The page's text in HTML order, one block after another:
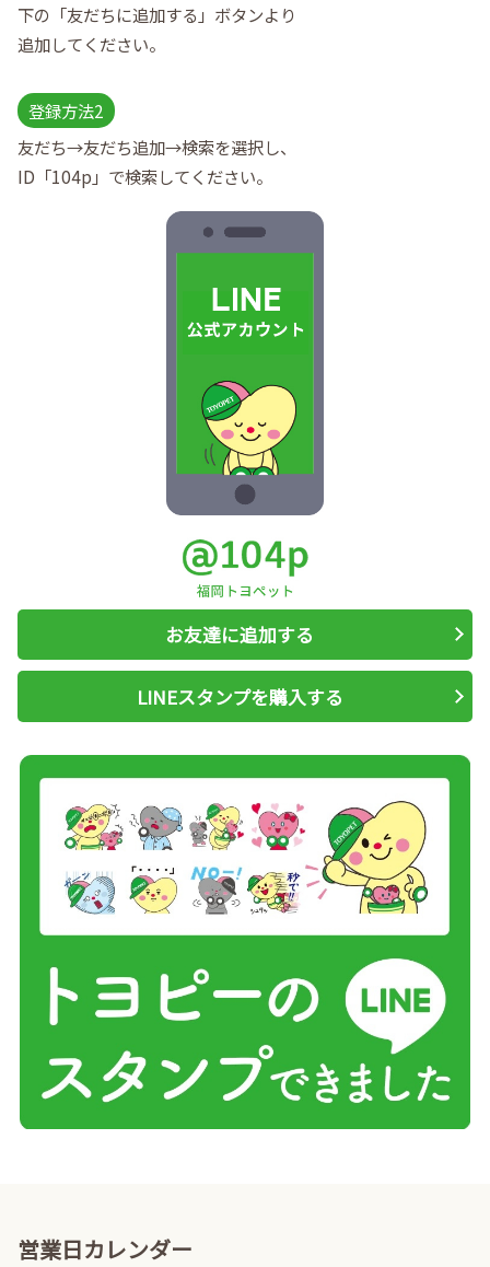
下の「友だちに追加する」ボタンより
追加してください。
登録方法2
友だち→友だち追加→検索を選択し、
ID「104p」で検索してください。
お友達に追加する
LINEスタンプを購入する
営業日カレンダー
条件で絞り込む リセット
試乗車